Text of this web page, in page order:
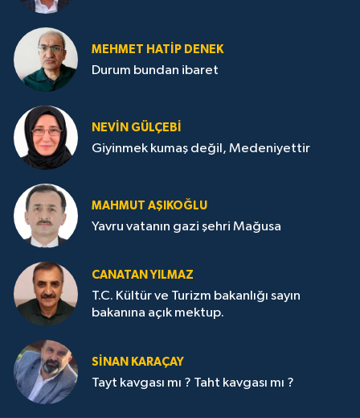
MEHMET HATİP DENEK
Durum bundan ibaret
NEVİN GÜLÇEBİ
Giyinmek kumaş değil, Medeniyettir
MAHMUT AŞIKOĞLU
Yavru vatanın gazi şehri Mağusa
CANATAN YILMAZ
T.C. Kültür ve Turizm bakanlığı sayın
bakanına açık mektup.
SİNAN KARAÇAY
Tayt kavgası mı ? Taht kavgası mı ?